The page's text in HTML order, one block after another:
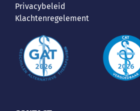
Privacybeleid
Klachtenregelement